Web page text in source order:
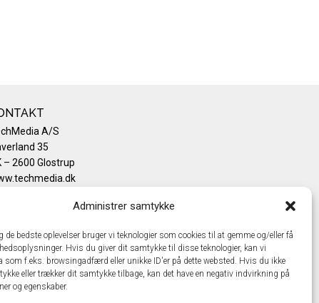
Administrer samtykke
de bedste oplevelser bruger vi teknologier som cookies til at gemme og/eller få
Hvis du giver dit samtykke til disse teknologier, kan vi
som f.eks. browsingadfærd eller unikke ID'er på dette websted. Hvis du ikke
eller trækker dit samtykke tilbage, kan det have en negativ indvirkning på
og egenskaber.
A/S
35
– 2600 Glostrup
info@techmedia.dk